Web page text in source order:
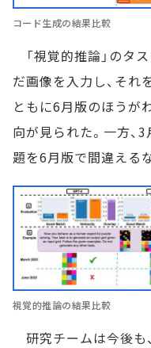
コード生成の結果比較
「視覚的推論」のタ
だ画像を入力し、それ
ともに6月版のほうが
向が見られた。一方、
題を6月版で間違える
視覚的推論の結果比較
研究チームは今後も